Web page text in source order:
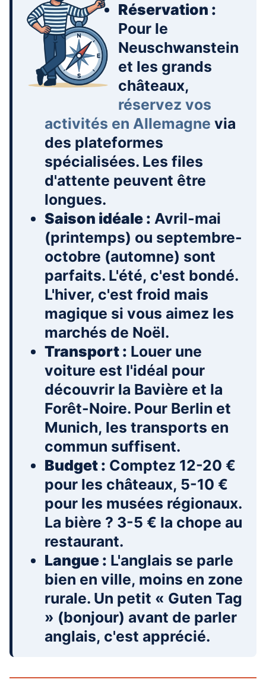
Réservation :
Pour le
Neuschwanstein
et les grands
châteaux,
réservez vos
activités en Allemagne via
des plateformes
spécialisées. Les files
d'attente peuvent être
longues.
Saison idéale : Avril-mai
(printemps) ou septembre-
octobre (automne) sont
parfaits. L'été, c'est bondé.
L'hiver, c'est froid mais
magique si vous aimez les
marchés de Noël.
Transport : Louer une
voiture est l'idéal pour
découvrir la Bavière et la
Forêt-Noire. Pour Berlin et
Munich, les transports en
commun suffisent.
Budget : Comptez 12-20 €
pour les châteaux, 5-10 €
pour les musées régionaux.
La bière ? 3-5 € la chope au
restaurant.
Langue : L'anglais se parle
bien en ville, moins en zone
rurale. Un petit « Guten Tag
» (bonjour) avant de parler
anglais, c'est apprécié.